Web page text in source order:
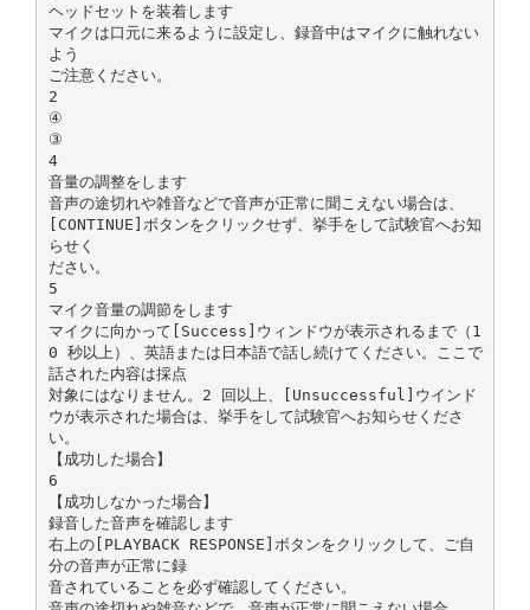
ヘッドセットを装着します
マイクは口元に来るように設定し、録音中はマイクに触れない
よう
ご注意ください。
2
④
③
4
音量の調整をします
音声の途切れや雑音などで音声が正常に聞こえない場合は、
[CONTINUE]ボタンをクリックせず、挙手をして試験官へお知
らせく
ださい。
5
マイク音量の調節をします
マイクに向かって[Success]ウィンドウが表示されるまで（1
0 秒以上）、英語または日本語で話し続けてください。ここで
話された内容は採点
対象にはなりません。2 回以上、[Unsuccessful]ウインド
ウが表示された場合は、挙手をして試験官へお知らせくださ
い。
【成功した場合】
6
【成功しなかった場合】
録音した音声を確認します
右上の[PLAYBACK RESPONSE]ボタンをクリックして、ご自
分の音声が正常に録
音されていることを必ず確認してください。